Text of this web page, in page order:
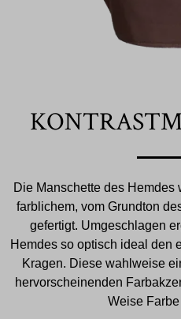
Die Manschette des Hemdes
farblichem, vom Grundton
gefertigt. Umgeschlagen
Hemdes so optisch ideal den
Kragen. Diese wahlweise
hervorscheinenden
Weise